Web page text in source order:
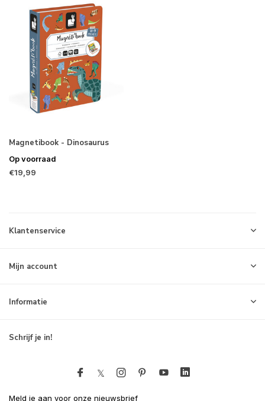
Magnetibook - Dinosaurus
Op voorraad
€19,99
Klantenservice
Mijn account
Informatie
Schrijf je in!
Meld je aan voor onze nieuwsbrief